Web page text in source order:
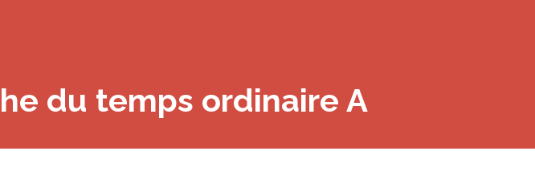
du temps ordinaire A